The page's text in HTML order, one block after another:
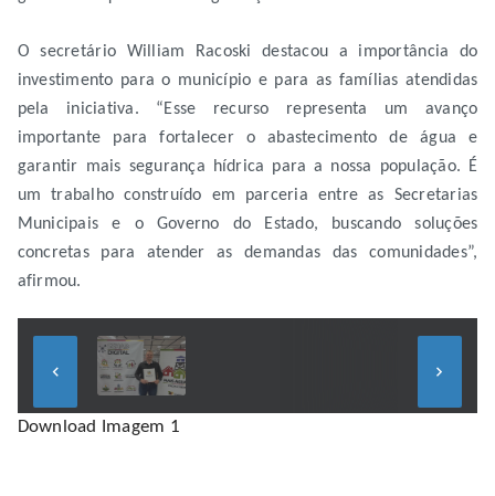
O secretário William Racoski destacou a importância do
investimento para o município e para as famílias atendidas
pela iniciativa. “Esse recurso representa um avanço
importante para fortalecer o abastecimento de água e
garantir mais segurança hídrica para a nossa população. É
um trabalho construído em parceria entre as Secretarias
Municipais e o Governo do Estado, buscando soluções
concretas para atender as demandas das comunidades”,
afirmou.
keyboard_arrow_left keyboard_arrow_right
Download Imagem 1